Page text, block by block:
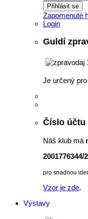
Přihlásit se
Zapomenuté
Login
Guldí
Je určený
Číslo účtu
Náš klub má
2001776344/
pro snadnou
Vzor je zde.
Výstavy